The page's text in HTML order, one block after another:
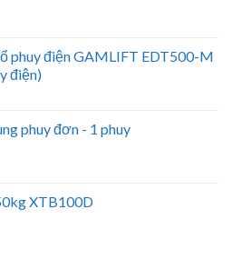
phuy điện GAMLIFT EDT500-M
điện)
phuy đơn - 1 phuy
XTB100D